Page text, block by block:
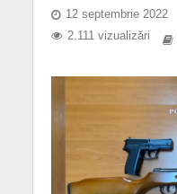
12 septembrie 2022
2.111 vizualizări